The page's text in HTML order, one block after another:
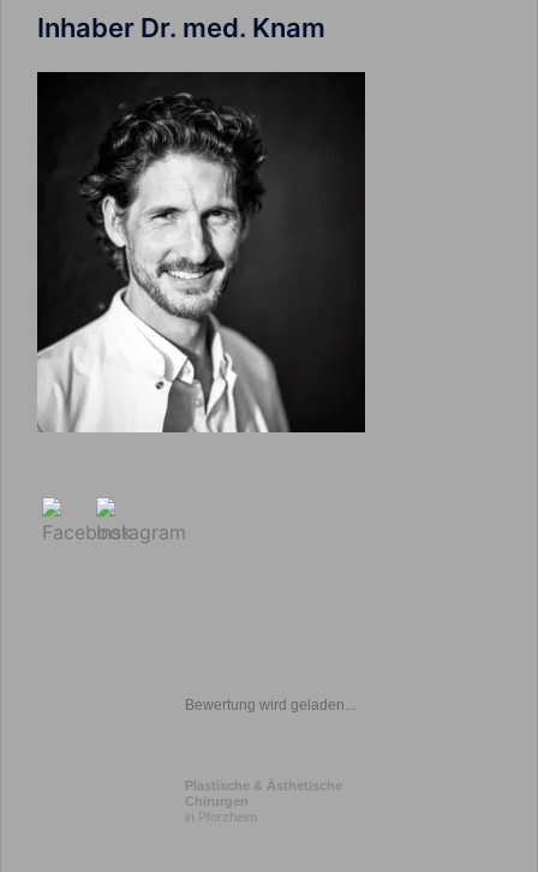
Inhaber Dr. med. Knam
Bewertung wird geladen...
Plastische & Ästhetische
Chirurgen
in Pforzheim